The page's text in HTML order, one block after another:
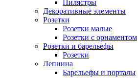
Пилястры
Декоративные элементы
Розетки
Розетки малые
Розетки с орнаментом
Розетки и барельефы
Розетки
Лепнина
Барельефы и порталы